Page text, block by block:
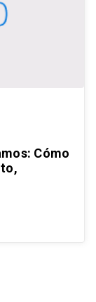
Cómo